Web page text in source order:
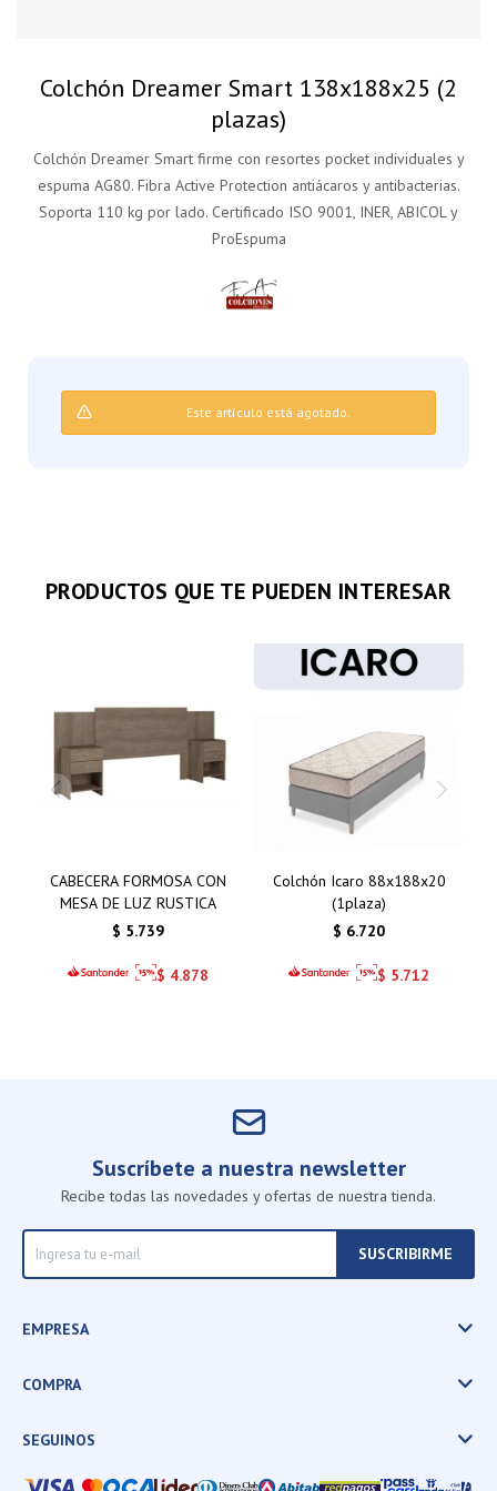
Colchón Dreamer Smart 138x188x25 (2
plazas)
Colchón Dreamer Smart firme con resortes pocket individuales y
espuma AG80. Fibra Active Protection antiácaros y antibacterias.
Soporta 110 kg por lado. Certificado ISO 9001, INER, ABICOL y
ProEspuma
Este artículo está agotado.
PRODUCTOS QUE TE PUEDEN INTERESAR
CABECERA FORMOSA CON
MESA DE LUZ RUSTICA
$ 5.739
$ 4.878
Colchón Icaro 88x188x20
(1plaza)
$ 6.720
$ 5.712
Suscríbete a nuestra newsletter
Recibe todas las novedades y ofertas de nuestra tienda.
SUSCRIBIRME
EMPRESA
COMPRA
SEGUINOS